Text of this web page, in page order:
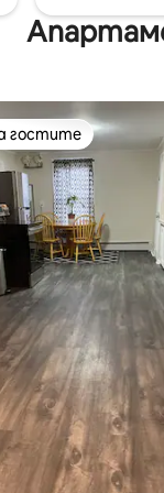
5, 110 отзива
гостите
гостите